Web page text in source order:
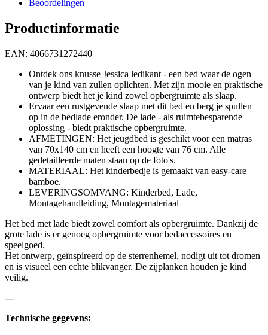
Beoordelingen
Productinformatie
EAN: 4066731272440
Ontdek ons knusse Jessica ledikant - een bed waar de ogen
van je kind van zullen oplichten. Met zijn mooie en praktische
ontwerp biedt het je kind zowel opbergruimte als slaap.
Ervaar een rustgevende slaap met dit bed en berg je spullen
op in de bedlade eronder. De lade - als ruimtebesparende
oplossing - biedt praktische opbergruimte.
AFMETINGEN: Het jeugdbed is geschikt voor een matras
van 70x140 cm en heeft een hoogte van 76 cm. Alle
gedetailleerde maten staan op de foto's.
MATERIAAL: Het kinderbedje is gemaakt van easy-care
bamboe.
LEVERINGSOMVANG: Kinderbed, Lade,
Montagehandleiding, Montagemateriaal
Het bed met lade biedt zowel comfort als opbergruimte. Dankzij de
grote lade is er genoeg opbergruimte voor bedaccessoires en
speelgoed.
Het ontwerp, geïnspireerd op de sterrenhemel, nodigt uit tot dromen
en is visueel een echte blikvanger. De zijplanken houden je kind
veilig.
---
Technische gegevens: